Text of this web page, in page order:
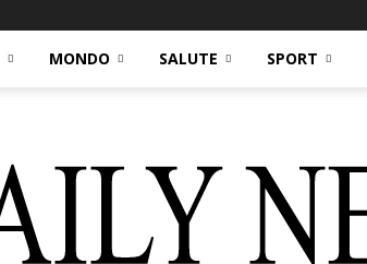
MONDO SALUTE SPORT